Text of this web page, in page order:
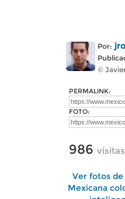
Por:
©
PERMALINK:
FOTO:
986 visitas
Ver fotos de
Mexicana